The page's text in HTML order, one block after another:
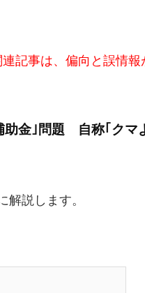
記事は、偏向と誤情
助金｣問題 自称｢クマ
説します。